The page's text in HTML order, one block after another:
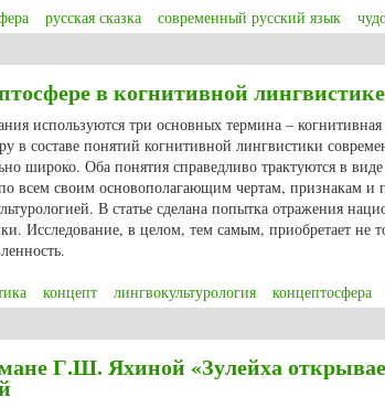
русская сказка современный русский язык
в когнитивной лингвистике
используются три основных термина –
в составе понятий когнитивной лингвистики
широко. Оба понятия справедливо трактуются в
всем своим основополагающим чертам, признакам и
В статье сделана попытка отражения
Исследование, в целом, тем самым, приобретает не
концепт лингвокультурология концептосфера
Г.Ш. Яхиной «Зулейха